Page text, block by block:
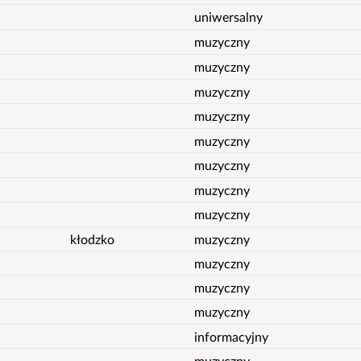
uniwersalny
muzyczny
muzyczny
muzyczny
muzyczny
muzyczny
muzyczny
muzyczny
muzyczny
kłodzko
muzyczny
muzyczny
muzyczny
muzyczny
informacyjny